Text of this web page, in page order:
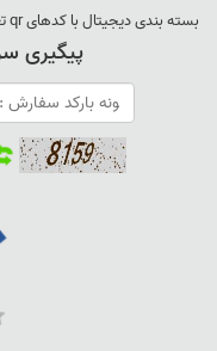
محتوا داشته باشید).
سمت راست، جلدهای
محتوا (یک ستون در هر
قالب بندی کردید، می
منبع مقرون به صرفه است)
این حال، مطمئن شوید که
خواهید یک طرف آن وارونه
بسته بندی ديجيتال با کدهای qr تعاملی...
پیگیری